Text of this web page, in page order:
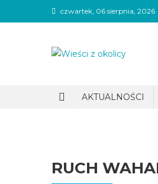
to
czwartek, 06 sierpnia, 2026
AKTUALNOŚCI
RUCH